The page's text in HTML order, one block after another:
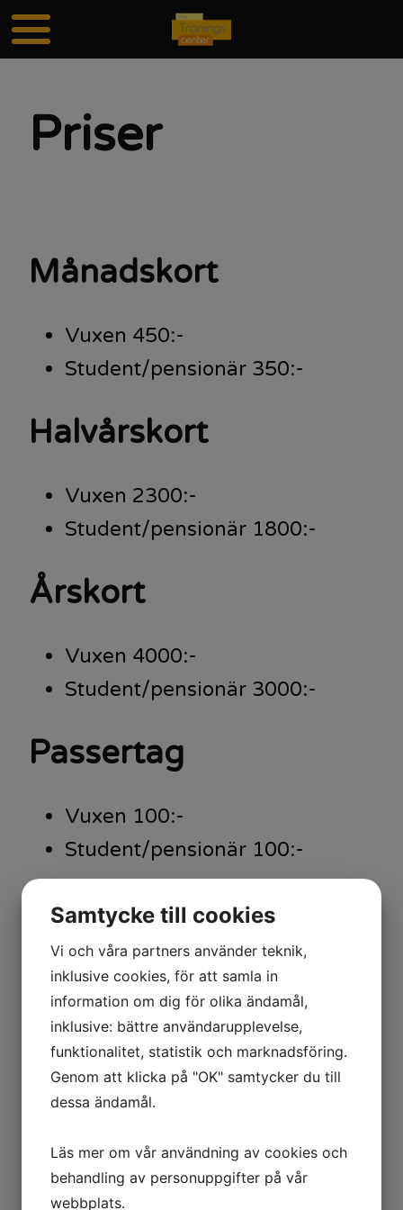
Priser
Månadskort
Vuxen 450:-
Student/pensionär 350:-
Halvårskort
Vuxen 2300:-
Student/pensionär 1800:-
Årskort
Vuxen 4000:-
Student/pensionär 3000:-
Passertag
Vuxen 100:-
Student/pensionär 100:-
Du som befintlig medlem behöver
Kontakt
Har du frågor är du
välkommen att kontakta Lejf,
Samtycke till cookies
Vi och våra partners använder teknik,
inklusive cookies, för att samla in
information om dig för olika ändamål,
inklusive: bättre användarupplevelse,
funktionalitet, statistik och marknadsföring.
Genom att klicka på "OK" samtycker du till
dessa ändamål.
Läs mer om vår användning av cookies och
behandling av personuppgifter på vår
webbplats.